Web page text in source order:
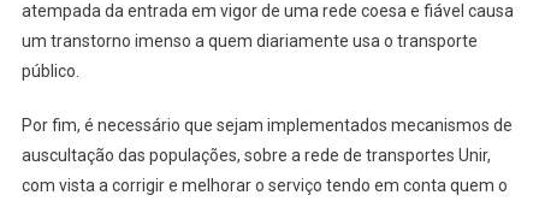
atempada da entrada em vigor de uma rede coesa e fiável causa
um transtorno imenso a quem diariamente usa o transporte
público.
Por fim, é necessário que sejam implementados mecanismos de
auscultação das populações, sobre a rede de transportes Unir,
com vista a corrigir e melhorar o serviço tendo em conta quem o